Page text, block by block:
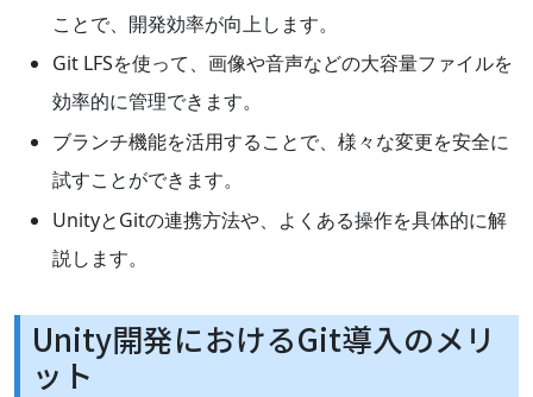
ことで、開発効率が向上します。
Git LFSを使って、画像や音声などの大容量ファイルを
効率的に管理できます。
ブランチ機能を活用することで、様々な変更を安全に
試すことができます。
UnityとGitの連携方法や、よくある操作を具体的に解
説します。
Unity開発におけるGit導入のメリ
ット